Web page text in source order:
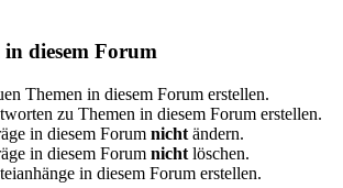
diesem Forum
Themen in diesem Forum erstellen.
zu Themen in diesem Forum erstellen.
in diesem Forum nicht ändern.
in diesem Forum nicht löschen.
in diesem Forum erstellen.